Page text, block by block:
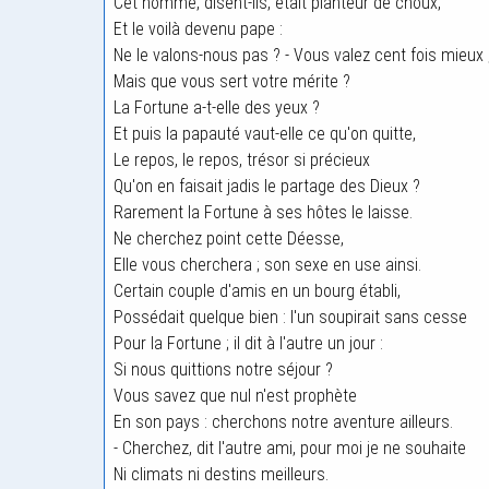
Et le voilà devenu pape :
Ne le valons-nous pas ? - Vous valez cent fois mieux
Mais que vous sert votre mérite ?
La Fortune a-t-elle des yeux ?
Et puis la papauté vaut-elle ce qu'on quitte,
Le repos, le repos, trésor si précieux
Qu'on en faisait jadis le partage des Dieux ?
Rarement la Fortune à ses hôtes le laisse.
Ne cherchez point cette Déesse,
Elle vous cherchera ; son sexe en use ainsi.
Certain couple d'amis en un bourg établi,
Possédait quelque bien : l'un soupirait sans cesse
Pour la Fortune ; il dit à l'autre un jour :
Si nous quittions notre séjour ?
Vous savez que nul n'est prophète
En son pays : cherchons notre aventure ailleurs.
- Cherchez, dit l'autre ami, pour moi je ne souhaite
Ni climats ni destins meilleurs.